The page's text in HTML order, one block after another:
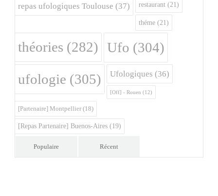
repas ufologiques Toulouse (37) restaurant (21)
théme (21)
théories (282) Ufo (304)
ufologie (305) Ufologiques (36)
[Off] - Rouen (12)
[Partenaire] Montpellier (18)
[Repas Partenaire] Buenos-Aires (19)
Populaire Récent